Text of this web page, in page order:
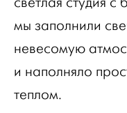
мы заполнили
невесомую
и наполняло
теплом.